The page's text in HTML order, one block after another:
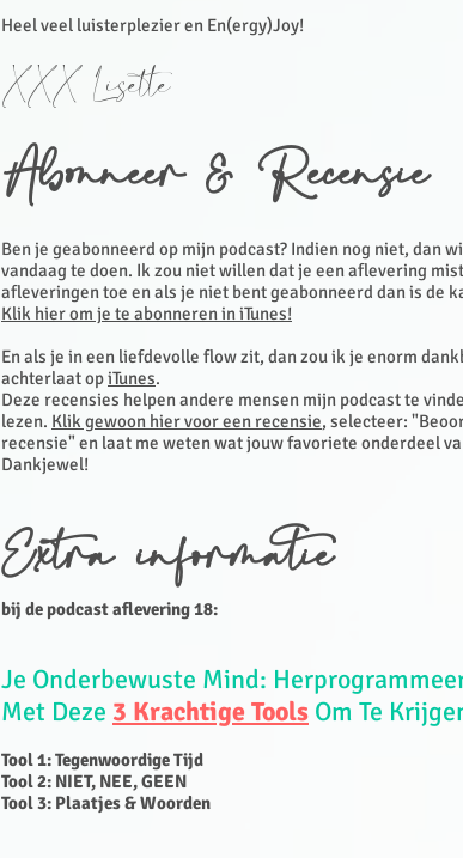
Heel veel luisterplezier en En(ergy)Joy!
XXX Lisette
Abonneer & Recensie
Ben je geabonneerd op mijn podcast? Indien nog niet, dan
vandaag te doen. Ik zou niet willen dat je een aflevering
afleveringen toe en als je niet bent geabonneerd dan is de
Klik hier om je te abonneren in iTunes!
En als je in een liefdevolle flow zit, dan zou ik je enorm
achterlaat opiTunes.
Deze recensies helpen andere mensen mijn podcast te
lezen. Klik gewoon hier voor een recensie, selecteer:
recensie" en laat me weten wat jouw favoriete onderdeel
Dankjewel!
Extra informatie
bij de podcast aflevering 18:
Je Onderbewuste Mind:
Met Deze 3 Krachtige Tools Om Te K
Tool 1: Tegenwoordige Tijd
Tool 2: NIET, NEE, GEEN
Tool 3: Plaatjes & Woorden